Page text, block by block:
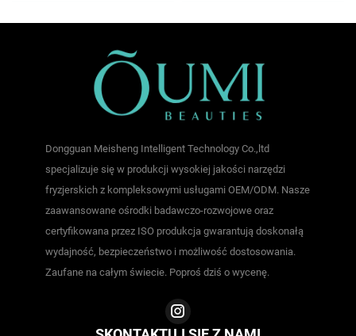
Dongguan Meisheng Intelligent Technology Co.,ltd
specjalizuje się w produkcji wysokiej jakości narzędzi
fryzjerskich z kompleksowymi usługami OEM/ODM. Nasze
zaawansowane ośrodki badawczo-rozwojowe oraz
certyfikowana przez ISO produkcja gwarantują doskonałą
wydajność, bezpieczeństwo i możliwość dostosowania.
Zaufane na całym świecie. Poproś dziś o wycenę.